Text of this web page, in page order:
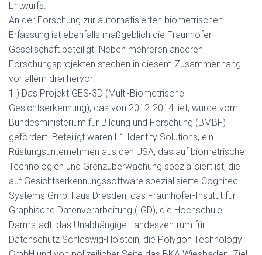
Entwurfs.
An der Forschung zur automatisierten biometrischen
Erfassung ist ebenfalls maßgeblich die Fraunhofer-
Gesellschaft beteiligt. Neben mehreren anderen
Forschungsprojekten stechen in diesem Zusammenhang
vor allem drei hervor:
1.) Das Projekt GES-3D (Multi-Biometrische
Gesichtserkennung), das von 2012-2014 lief, wurde vom
Bundesministerium für Bildung und Forschung (BMBF)
gefördert. Beteiligt waren L1 Identity Solutions, ein
Rüstungsunternehmen aus den USA, das auf biometrische
Technologien und Grenzüberwachung spezialisiert ist, die
auf Gesichtserkennungssoftware spezialisierte Cognitec
Systems GmbH aus Dresden, das Fraunhofer-Institut für
Graphische Datenverarbeitung (IGD), die Hochschule
Darmstadt, das Unabhängige Landeszentrum für
Datenschutz Schleswig-Holstein, die Polygon Technology